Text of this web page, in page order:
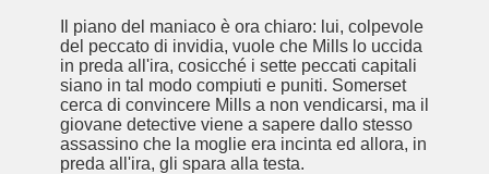
Il piano del maniaco è ora chiaro: lui, colpevole
del peccato di invidia, vuole che Mills lo uccida
in preda all'ira, cosicché i sette peccati capitali
siano in tal modo compiuti e puniti. Somerset
cerca di convincere Mills a non vendicarsi, ma il
giovane detective viene a sapere dallo stesso
assassino che la moglie era incinta ed allora, in
preda all'ira, gli spara alla testa.